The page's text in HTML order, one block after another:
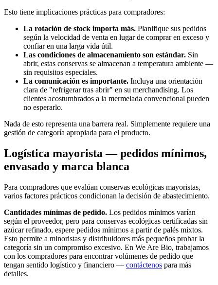
Esto tiene implicaciones prácticas para compradores:
La rotación de stock importa más. Planifique sus pedidos
según la velocidad de venta en lugar de comprar en exceso y
confiar en una larga vida útil.
Las condiciones de almacenamiento son estándar. Sin
abrir, estas conservas se almacenan a temperatura ambiente —
sin requisitos especiales.
La comunicación es importante. Incluya una orientación
clara de "refrigerar tras abrir" en su merchandising. Los
clientes acostumbrados a la mermelada convencional pueden
no esperarlo.
Nada de esto representa una barrera real. Simplemente requiere una
gestión de categoría apropiada para el producto.
Logística mayorista — pedidos mínimos,
envasado y marca blanca
Para compradores que evalúan conservas ecológicas mayoristas,
varios factores prácticos condicionan la decisión de abastecimiento.
Cantidades mínimas de pedido. Los pedidos mínimos varían
según el proveedor, pero para conservas ecológicas certificadas sin
azúcar refinado, espere pedidos mínimos a partir de palés mixtos.
Esto permite a minoristas y distribuidores más pequeños probar la
categoría sin un compromiso excesivo. En We Are Bio, trabajamos
con los compradores para encontrar volúmenes de pedido que
tengan sentido logístico y financiero — contáctenos para más
detalles.